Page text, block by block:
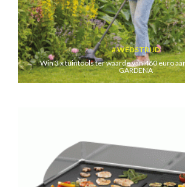
WEDSTRIJD
Win 3 x tuintools ter waarde van 460 euro
GARDENA